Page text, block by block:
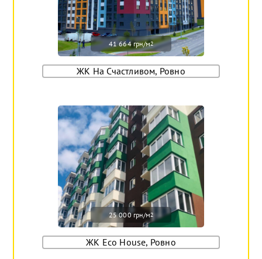
41 664 грн/м2
ЖК На Счастливом, Ровно
25 000 грн/м2
ЖК Eco House, Ровно